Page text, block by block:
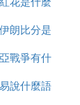
總統手
，分別是
朗比分是
戰爭有什
別說什麼語